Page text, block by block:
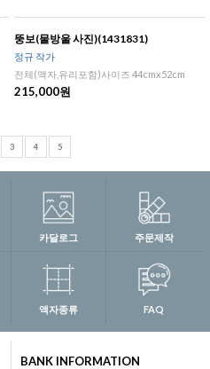
뚱보(물방울 사진)(1431831)
정규 작가
전체(액자,유리포함)사이즈 44cmx52cm
215,000원
3 4 5
카달로그 주문제작
액자종류 FAQ
BANK INFORMATION